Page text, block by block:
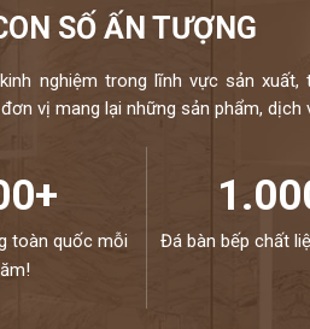
SỐ ẤN TƯỢNG
nghiệm trong lĩnh vực sản
vị mang lại những sản phẩm,
toàn quốc mỗi
Đá bàn bếp chất